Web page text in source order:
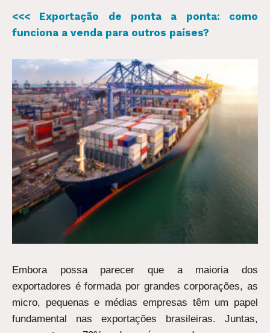
<<< Exportação de ponta a ponta: como
funciona a venda para outros países?
Embora possa parecer que a maioria dos
exportadores é formada por grandes corporações, as
micro, pequenas e médias empresas têm um papel
fundamental nas exportações brasileiras. Juntas,